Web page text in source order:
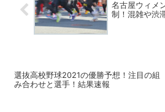
名古屋ウィメ
制！混雑や渋
選抜高校野球2021の優勝予想！注目の組
み合わせと選手！結果速報